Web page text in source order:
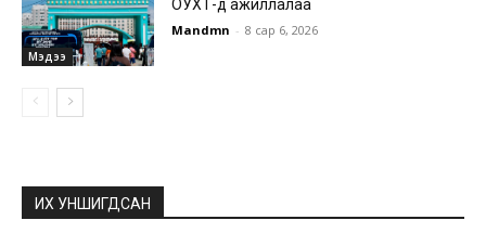
Мэдээ
ОУХТ-д ажиллалаа
Mandmn - 8 сар 6, 2026
ИХ УНШИГДСАН